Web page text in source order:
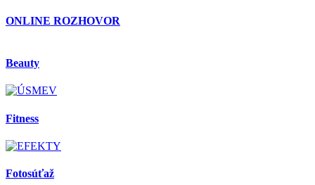
ONLINE ROZHOVOR
Beauty
Fitness
Fotosúťaž